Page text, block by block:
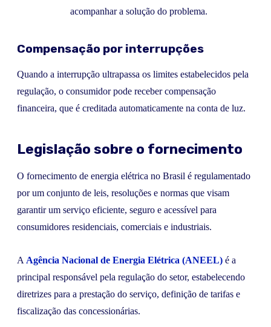
acompanhar a solução do problema.
Compensação por interrupções
Quando a interrupção ultrapassa os limites estabelecidos pela
regulação, o consumidor pode receber compensação
financeira, que é creditada automaticamente na conta de luz.
Legislação sobre o fornecimento
O fornecimento de energia elétrica no Brasil é regulamentado
por um conjunto de leis, resoluções e normas que visam
garantir um serviço eficiente, seguro e acessível para
consumidores residenciais, comerciais e industriais.
A Agência Nacional de Energia Elétrica (ANEEL) é a
principal responsável pela regulação do setor, estabelecendo
diretrizes para a prestação do serviço, definição de tarifas e
fiscalização das concessionárias.